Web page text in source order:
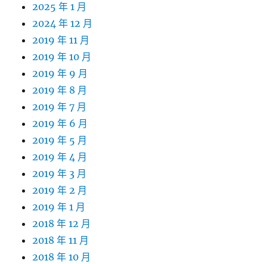
2025 年 1 月
2024 年 12 月
2019 年 11 月
2019 年 10 月
2019 年 9 月
2019 年 8 月
2019 年 7 月
2019 年 6 月
2019 年 5 月
2019 年 4 月
2019 年 3 月
2019 年 2 月
2019 年 1 月
2018 年 12 月
2018 年 11 月
2018 年 10 月